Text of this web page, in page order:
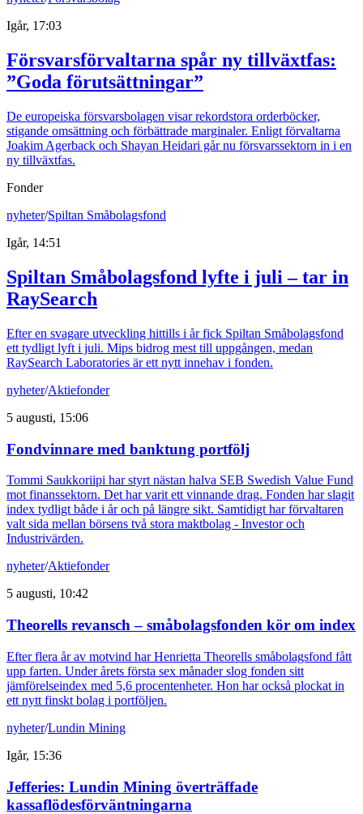
Igår, 17:03
Försvarsförvaltarna spår ny tillväxtfas:
”Goda förutsättningar”
De europeiska försvarsbolagen visar rekordstora orderböcker,
stigande omsättning och förbättrade marginaler. Enligt förvaltarna
Joakim Agerback och Shayan Heidari går nu försvarssektorn in i en
ny tillväxtfas.
Fonder
nyheter/Spiltan Småbolagsfond
Igår, 14:51
Spiltan Småbolagsfond lyfte i juli – tar in
RaySearch
Efter en svagare utveckling hittills i år fick Spiltan Småbolagsfond
ett tydligt lyft i juli. Mips bidrog mest till uppgången, medan
RaySearch Laboratories är ett nytt innehav i fonden.
nyheter/Aktiefonder
5 augusti, 15:06
Fondvinnare med banktung portfölj
Tommi Saukkoriipi har styrt nästan halva SEB Swedish Value Fund
mot finanssektorn. Det har varit ett vinnande drag. Fonden har slagit
index tydligt både i år och på längre sikt. Samtidigt har förvaltaren
valt sida mellan börsens två stora maktbolag - Investor och
Industrivärden.
nyheter/Aktiefonder
5 augusti, 10:42
Theorells revansch – småbolagsfonden kör om index
Efter flera år av motvind har Henrietta Theorells småbolagsfond fått
upp farten. Under årets första sex månader slog fonden sitt
jämförelseindex med 5,6 procentenheter. Hon har också plockat in
ett nytt finskt bolag i portföljen.
nyheter/Lundin Mining
Igår, 15:36
Jefferies: Lundin Mining överträffade
kassaflödesförväntningarna